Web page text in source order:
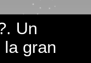
Un
la gran